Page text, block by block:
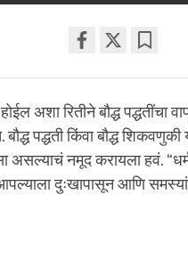
facebook
अशा रितीने बौद्ध पद्धतींचा
पद्धती किंवा बौद्ध शिकवणुकी
नमूद करायला हवं.
दुःखापासून आणि